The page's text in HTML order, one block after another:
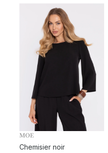
MOE
Chemisier noir